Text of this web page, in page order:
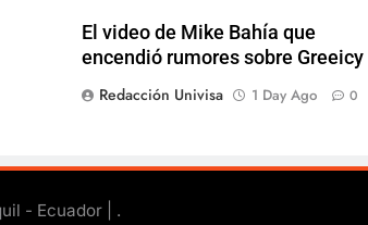
El video de Mike Bahía que
encendió rumores sobre Greeicy
Redacción Univisa
1 Day Ago 0
- Ecuador | .